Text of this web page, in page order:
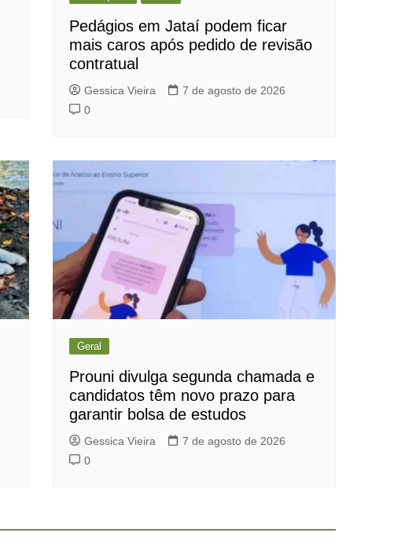
Pedágios em Jataí podem ficar
mais caros após pedido de revisão
contratual
Gessica Vieira
7 de agosto de 2026
0
Geral
Prouni divulga segunda chamada e
candidatos têm novo prazo para
garantir bolsa de estudos
Gessica Vieira
7 de agosto de 2026
0